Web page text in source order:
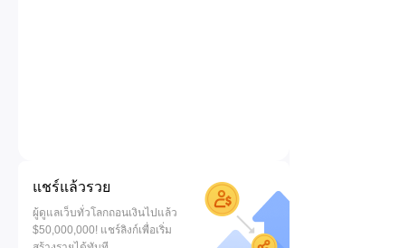
แชร์แล้วรวย
ผู้ดูแลเว็บทั่วโลกถอนเงินไปแล้ว
$50,000,000! แชร์ลิงก์เพื่อเริ่ม